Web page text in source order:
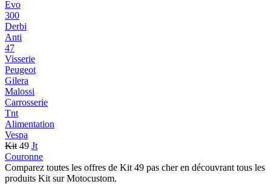
Evo
300
Derbi
Anti
47
Visserie
Peugeot
Gilera
Malossi
Carrosserie
Tnt
Alimentation
Vespa
Kit 49 Jt
Couronne
Comparez toutes les offres de Kit 49 pas cher en découvrant tous les
produits Kit sur Motocustom.